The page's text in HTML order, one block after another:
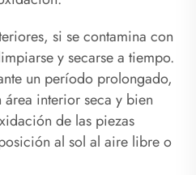
si se contamina con
y secarse a tiempo.
un período prolongado,
interior seca y bien
de las piezas
al sol al aire libre o